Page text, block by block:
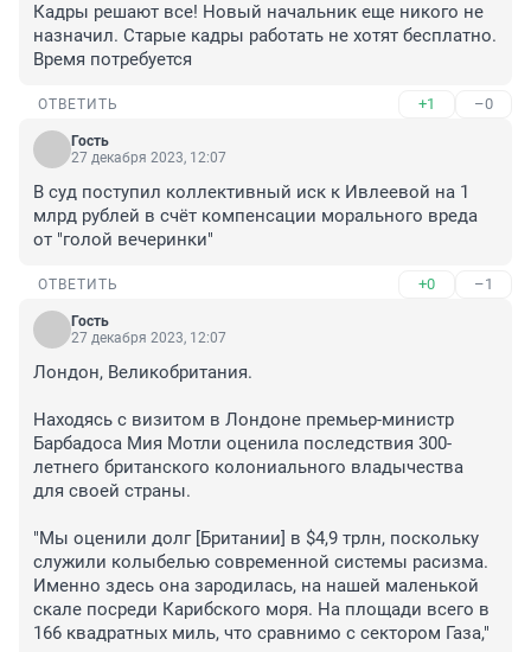
Кадры решают все! Новый начальник еще никого не
назначил. Старые кадры работать не хотят бесплатно.
Время потребуется
ОТВЕТИТЬ +1 –0
Гость
27 декабря 2023, 12:07
В суд поступил коллективный иск к Ивлеевой на 1
млрд рублей в счёт компенсации морального вреда
от "голой вечеринки"
ОТВЕТИТЬ +0 –1
Гость
27 декабря 2023, 12:07
Лондон, Великобритания.
Находясь с визитом в Лондоне премьер-министр
Барбадоса Мия Мотли оценила последствия 300-
летнего британского колониального владычества
для своей страны.
"Мы оценили долг [Британии] в $4,9 трлн, поскольку
служили колыбелью современной системы расизма.
Именно здесь она зародилась, на нашей маленькой
скале посреди Карибского моря. На площади всего в
166 квадратных миль, что сравнимо с сектором Газа,"